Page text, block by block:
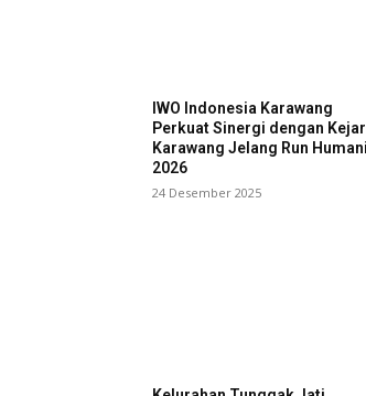
IWO Indonesia Karawang
Perkuat Sinergi dengan
Karawang Jelang Run
2026
24 Desember 2025